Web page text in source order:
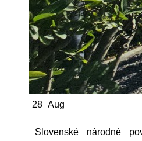
28 Aug
Slovenské národné